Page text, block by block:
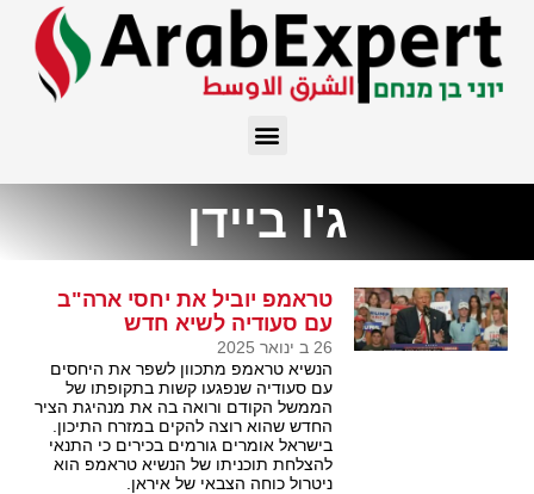
ג'ו ביידן
טראמפ יוביל את יחסי ארה"ב
עם סעודיה לשיא חדש
26 ב ינואר 2025
הנשיא טראמפ מתכוון לשפר את היחסים
עם סעודיה שנפגעו קשות בתקופתו של
הממשל הקודם ורואה בה את מנהיגת הציר
החדש שהוא רוצה להקים במזרח התיכון.
בישראל אומרים גורמים בכירים כי התנאי
להצלחת תוכניתו של הנשיא טראמפ הוא
ניטרול כוחה הצבאי של איראן.